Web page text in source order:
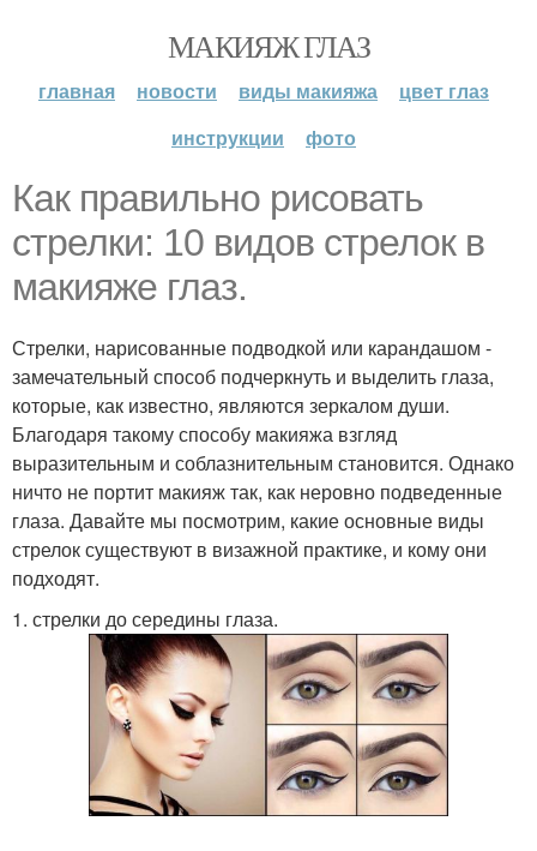
МАКИЯЖ ГЛАЗ
главная новости виды макияжа
цвет глаз
инструкции
фото
Как правильно рисовать
стрелки: 10 видов стрелок в
макияже глаз.
Стрелки, нарисованные подводкой или карандашом -
замечательный способ подчеркнуть и выделить глаза,
которые, как известно, являются зеркалом души.
Благодаря такому способу макияжа взгляд
выразительным и соблазнительным становится. Однако
ничто не портит макияж так, как неровно подведенные
глаза. Давайте мы посмотрим, какие основные виды
стрелок существуют в визажной практике, и кому они
подходят.
1. стрелки до середины глаза.